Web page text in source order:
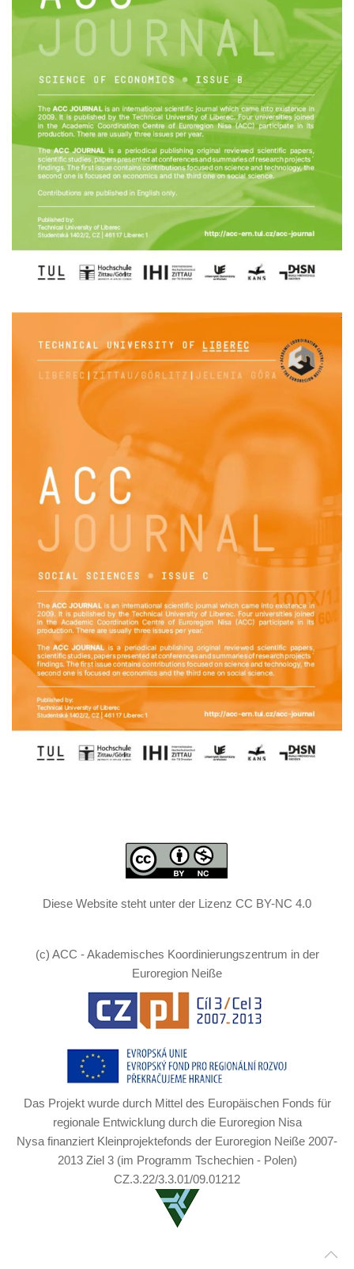
Diese Website steht unter der Lizenz CC BY-NC 4.0
(c) ACC - Akademisches Koordinierungszentrum in der
Euroregion Neiße
Das Projekt wurde durch Mittel des Europäischen Fonds für
regionale Entwicklung durch die Euroregion Nisa
Nysa finanziert Kleinprojektefonds der Euroregion Neiße 2007-
2013 Ziel 3 (im Programm Tschechien - Polen)
CZ.3.22/3.3.01/09.01212